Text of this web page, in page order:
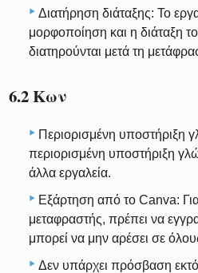
Διατήρηση διάταξης: Το
μορφοποίηση και η διάταξη
διατηρούνται μετά τη
6.2 Κων
Περιορισμένη υποστήριξη
περιορισμένη υποστήριξη
άλλα εργαλεία.
Εξάρτηση από το Canva:
μεταφραστής, πρέπει να
μπορεί να μην αρέσει σε
Δεν υπάρχει πρόσβαση